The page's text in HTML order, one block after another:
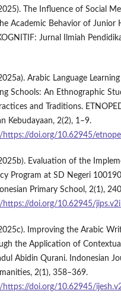
The Influence of Social
Academic Behavior of Junior
Jurnal Ilmiah
Arabic Language
Schools: An Ethnographic
and Traditions.
Kebudayaan, 2(2), 1–9.
https://doi.org/10.62945/
Evaluation of the
Program at SD Negeri
Primary School, 2(1),
https://doi.org/10.62945/
Improving the Arabic
the Application of
Abidin Qurani. Indonesian
2(1), 358–369.
https://doi.org/10.62945/